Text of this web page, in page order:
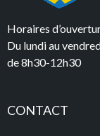
Horaires
Du lundi au
de 8h30-12h30
CONTACT